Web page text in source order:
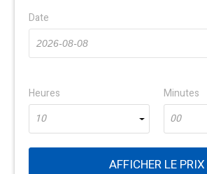
Date
Heures
10
Minutes
00
AFFICHER LE PRIX